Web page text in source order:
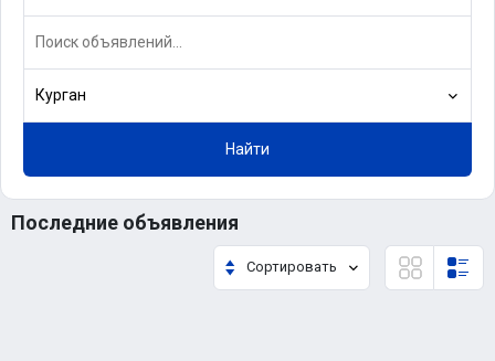
Курган
Найти
Последние объявления
Сортировать